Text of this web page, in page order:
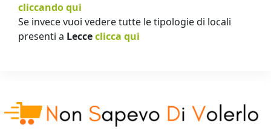
cliccando qui
Se invece vuoi vedere tutte le tipologie di locali
presenti a Lecceclicca qui